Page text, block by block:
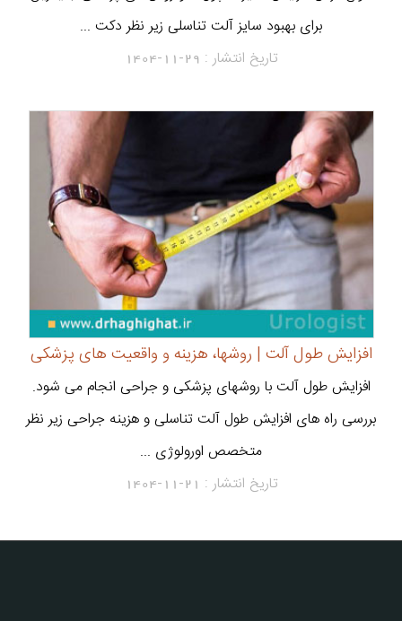
برای بهبود سایز آلت تناسلی زیر نظر دکت ...
تاریخ انتشار : 1404-11-29
افزایش طول آلت | روشها، هزینه و واقعیت های پزشکی
افزایش طول آلت با روشهای پزشکی و جراحی انجام می شود.
بررسی راه های افزایش طول آلت تناسلی و هزینه جراحی زیر نظر
متخصص اورولوژی ...
تاریخ انتشار : 1404-11-21